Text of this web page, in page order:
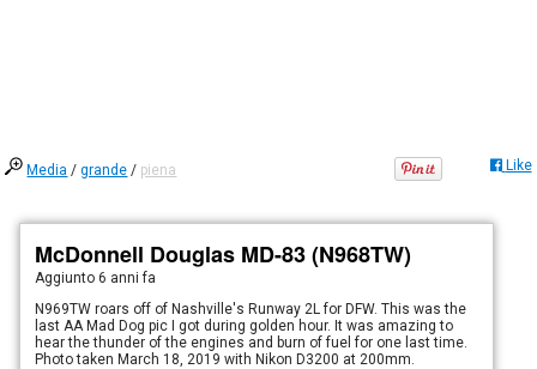
Media /grande / piena Like
McDonnell Douglas MD-83 (N968TW)
Aggiunto6 anni fa
N969TW roars off of Nashville's Runway 2L for DFW. This was the
last AA Mad Dog pic I got during golden hour. It was amazing to
hear the thunder of the engines and burn of fuel for one last time.
Photo taken March 18, 2019 with Nikon D3200 at 200mm.